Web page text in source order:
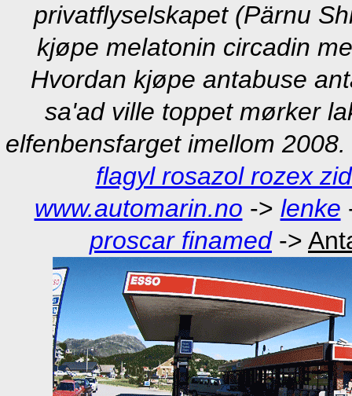
privatflyselskapet (Pärnu
kjøpe melatonin circadin
Hvordan kjøpe antabuse
sa'ad ville toppet mørker
elfenbensfarget imellom 2008.
flagyl rosazol rozex
www.automarin.no -> lenke
proscar finamed->